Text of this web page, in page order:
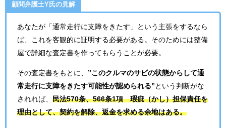
顧問弁護士Y氏の見解
あなたが「通常走行に支障をきたす」という主張をするなら
ば、これを客観的に証明する必要がある。そのためには整備
屋で詳細な査定書を作ってもらうことが必要。
その査定書をもとに、 ”このクルマのサビの状態からして通
常走行に支障をきたす可能性が認められる” という判断がな
されれば、 民法570条、566条1項 瑕疵（かし）担保責任を
理由として、契約を解除、返金を求める余地はある。